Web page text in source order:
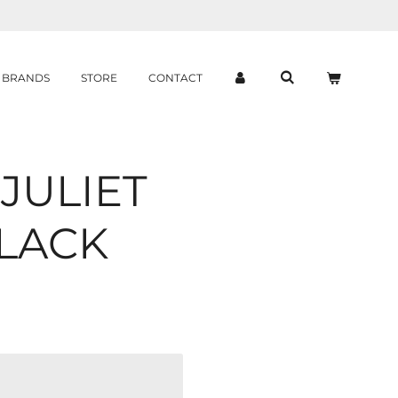
BRANDS STORE CONTACT